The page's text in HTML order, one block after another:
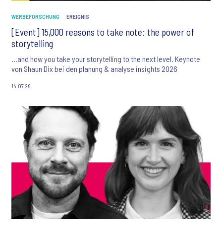
WERBEFORSCHUNG EREIGNIS
[Event] 15,000 reasons to take note: the power of
storytelling
...and how you take your storytelling to the next level. Keynote
von Shaun Dix bei den planung & analyse insights 2026
14.07.26